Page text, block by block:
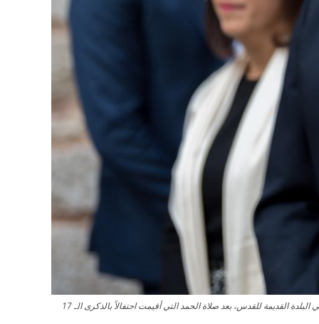
22 نوفمبر/تشرين الثاني 2022، القدس، فلسطين: صورة للبطريرك ثيوفيلوس الثالث في القدس (الكنيسة الأرثوذكسية اليونانية في القدس) خارج كنيسة القيامة المقدسة في البلدة القديمة للقدس، بعد صلاة الحمد التي أقيمت احتفالاً بالذكرى الـ 17